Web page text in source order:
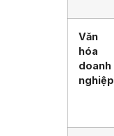
Văn
hóa
doanh
nghiệp